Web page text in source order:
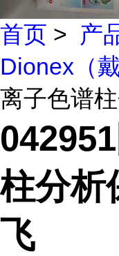
首页 > 产
Dionex（戴
离子色谱
柱分析
飞